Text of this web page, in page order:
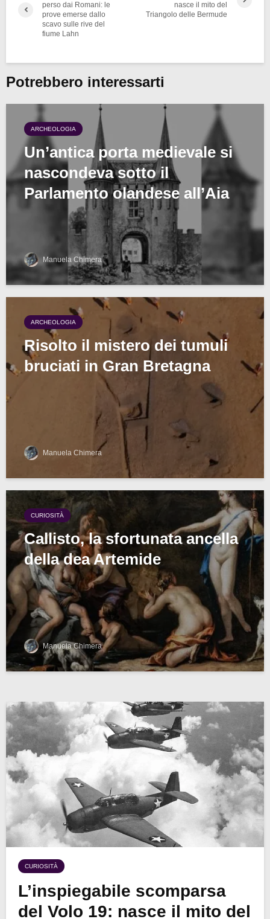
perso dai Romani: le
prove emerse dallo
scavo sulle rive del
fiume Lahn
nasce il mito del
Triangolo delle Bermude
Potrebbero interessarti
ARCHEOLOGIA
Un’antica porta medievale si
nascondeva sotto il
Parlamento olandese all’Aia
Manuela Chimera
ARCHEOLOGIA
Risolto il mistero dei tumuli
bruciati in Gran Bretagna
Manuela Chimera
CURIOSITÀ
Callisto, la sfortunata ancella
della dea Artemide
Manuela Chimera
CURIOSITÀ
L’inspiegabile scomparsa
del Volo 19: nasce il mito del